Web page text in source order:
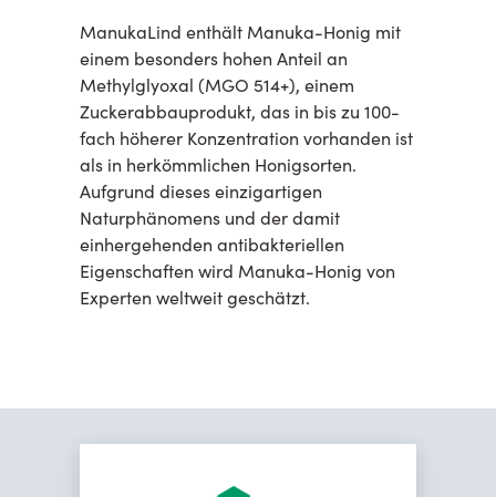
ManukaLind enthält Manuka-Honig mit
einem besonders hohen Anteil an
Methylglyoxal (MGO 514+), einem
Zuckerabbauprodukt, das in bis zu 100-
fach höherer Konzentration vorhanden ist
als in herkömmlichen Honigsorten.
Aufgrund dieses einzigartigen
Naturphänomens und der damit
einhergehenden antibakteriellen
Eigenschaften wird Manuka-Honig von
Experten weltweit geschätzt.